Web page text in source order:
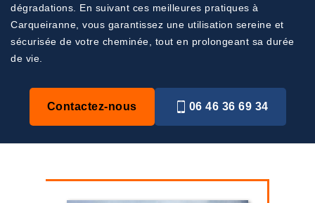
dégradations. En suivant ces meilleures pratiques à
Carqueiranne, vous garantissez une utilisation sereine et
sécurisée de votre cheminée, tout en prolongeant sa durée
de vie.
Contactez-nous 06 46 36 69 34